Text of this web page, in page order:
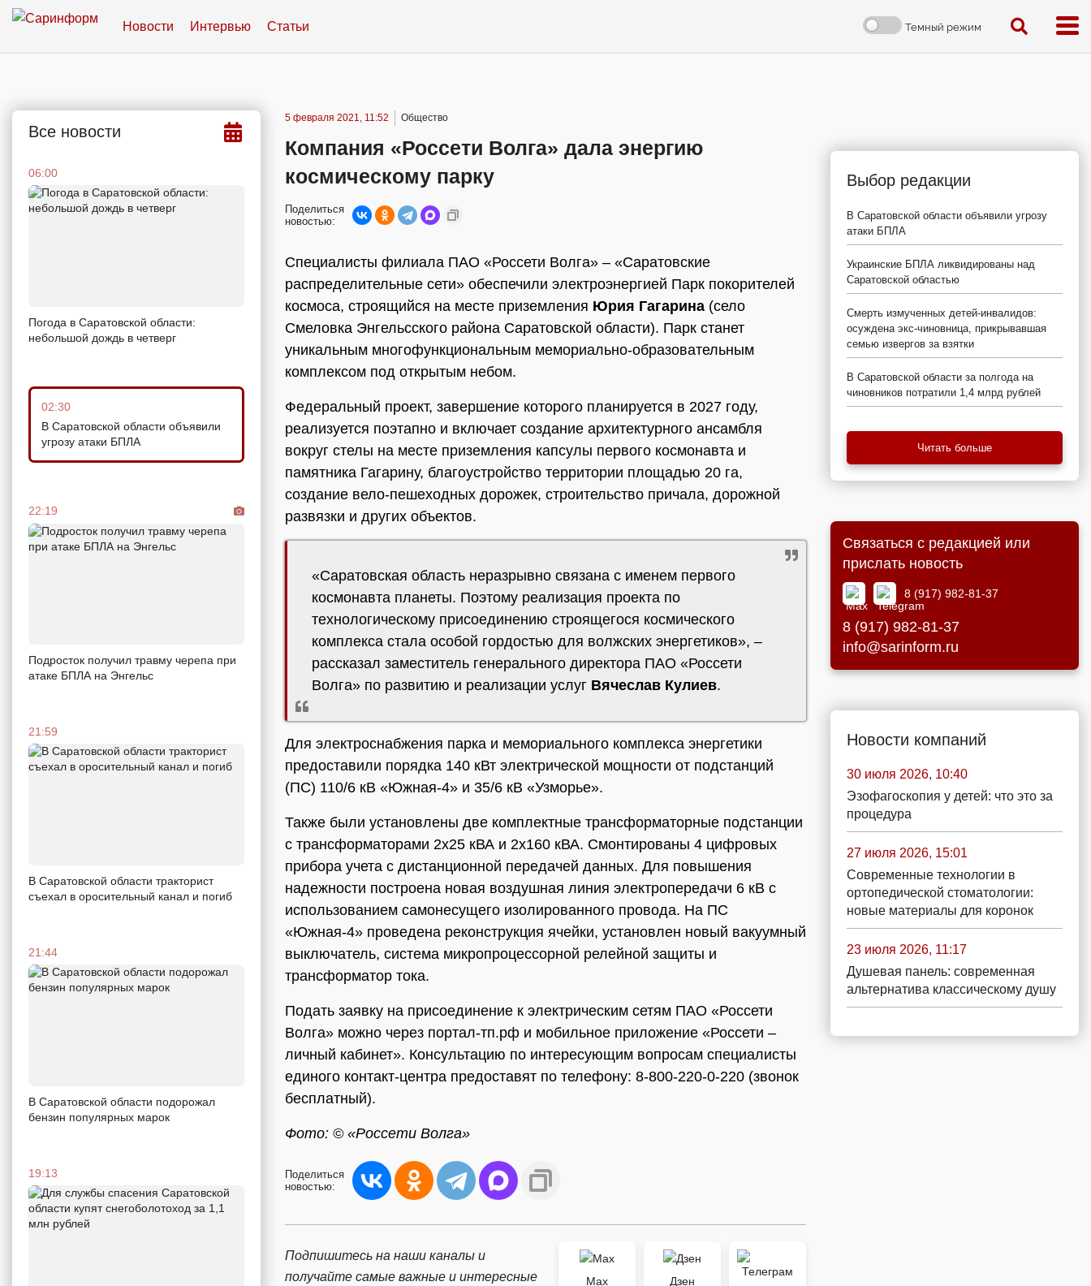
Новости Интервью Статьи Темный режим
Все новости
06:00
Погода в Саратовской области:
небольшой дождь в четверг
02:30
В Саратовской области объявили
угрозу атаки БПЛА
22:19
Подросток получил травму черепа при
атаке БПЛА на Энгельс
21:59
В Саратовской области тракторист
съехал в оросительный канал и погиб
21:44
В Саратовской области подорожал
бензин популярных марок
19:13
5 февраля 2021, 11:52 Общество
Компания «Россети Волга» дала энергию
космическому парку
Поделиться
новостью:
Специалисты филиала ПАО «Россети Волга» – «Саратовские
распределительные сети» обеспечили электроэнергией Парк покорителей
космоса, строящийся на месте приземления Юрия Гагарина (село
Смеловка Энгельсского района Саратовской области). Парк станет
уникальным многофункциональным мемориально-образовательным
комплексом под открытым небом.
Федеральный проект, завершение которого планируется в 2027 году,
реализуется поэтапно и включает создание архитектурного ансамбля
вокруг стелы на месте приземления капсулы первого космонавта и
памятника Гагарину, благоустройство территории площадью 20 га,
создание вело-пешеходных дорожек, строительство причала, дорожной
развязки и других объектов.
«Саратовская область неразрывно связана с именем первого
космонавта планеты. Поэтому реализация проекта по
технологическому присоединению строящегося космического
комплекса стала особой гордостью для волжских энергетиков», –
рассказал заместитель генерального директора ПАО «Россети
Волга» по развитию и реализации услуг Вячеслав Кулиев.
Для электроснабжения парка и мемориального комплекса энергетики
предоставили порядка 140 кВт электрической мощности от подстанций
(ПС) 110/6 кВ «Южная-4» и 35/6 кВ «Узморье».
Также были установлены две комплектные трансформаторные подстанции
с трансформаторами 2х25 кВА и 2х160 кВА. Смонтированы 4 цифровых
прибора учета с дистанционной передачей данных. Для повышения
надежности построена новая воздушная линия электропередачи 6 кВ с
использованием самонесущего изолированного провода. На ПС
«Южная-4» проведена реконструкция ячейки, установлен новый вакуумный
выключатель, система микропроцессорной релейной защиты и
трансформатор тока.
Подать заявку на присоединение к электрическим сетям ПАО «Россети
Волга» можно через портал-тп.рф и мобильное приложение «Россети –
личный кабинет». Консультацию по интересующим вопросам специалисты
единого контакт-центра предоставят по телефону: 8-800-220-0-220 (звонок
бесплатный).
Фото: © «Россети Волга»
Поделиться
новостью:
Подпишитесь на наши каналы и
получайте самые важные и интересные
Max
Дзен
Выбор редакции
В Саратовской области объявили угрозу
атаки БПЛА
Украинские БПЛА ликвидированы над
Саратовской областью
Смерть измученных детей-инвалидов:
осуждена экс-чиновница, прикрывавшая
семью извергов за взятки
В Саратовской области за полгода на
чиновников потратили 1,4 млрд рублей
Читать больше
Связаться с редакцией или
прислать новость
8 (917) 982-81-37
8 (917) 982-81-37
info@sarinform.ru
Новости компаний
30 июля 2026, 10:40
Эзофагоскопия у детей: что это за
процедура
27 июля 2026, 15:01
Современные технологии в
ортопедической стоматологии:
новые материалы для коронок
23 июля 2026, 11:17
Душевая панель: современная
альтернатива классическому душу